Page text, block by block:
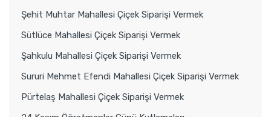
Şehit Muhtar Mahallesi Çiçek Siparişi Vermek
Sütlüce Mahallesi Çiçek Siparişi Vermek
Şahkulu Mahallesi Çiçek Siparişi Vermek
Sururi Mehmet Efendi Mahallesi Çiçek Siparişi Vermek
Pürtelaş Mahallesi Çiçek Siparişi Vermek